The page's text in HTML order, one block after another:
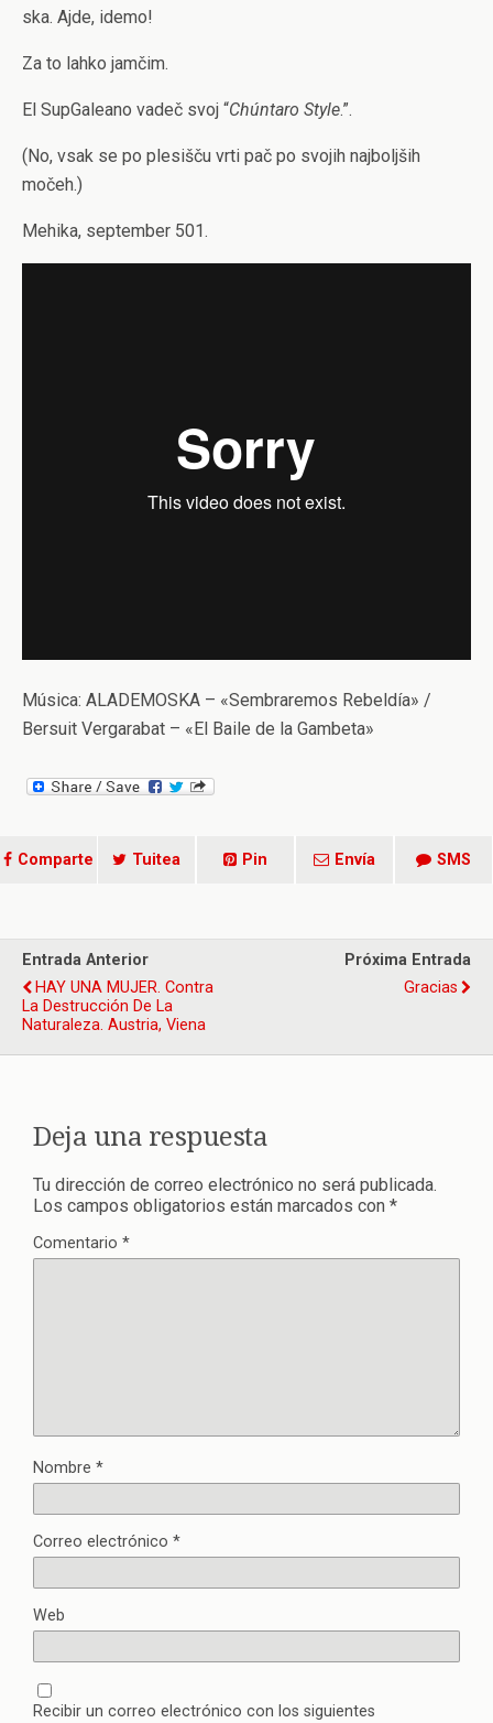
ska. Ajde, idemo!
Za to lahko jamčim.
El SupGaleano vadeč svoj “Chúntaro Style.”.
(No, vsak se po plesišču vrti pač po svojih najboljših
močeh.)
Mehika, september 501.
Música: ALADEMOSKA – «Sembraremos Rebeldía» /
Bersuit Vergarabat – «El Baile de la Gambeta»
Comparte Tuitea Pin Envía SMS
Entrada Anterior
HAY UNA MUJER. Contra
La Destrucción De La
Naturaleza. Austria, Viena
Próxima Entrada
Gracias
Deja una respuesta
Tu dirección de correo electrónico no será publicada.
Los campos obligatorios están marcados con *
Comentario *
Nombre *
Correo electrónico *
Web
Recibir un correo electrónico con los siguientes